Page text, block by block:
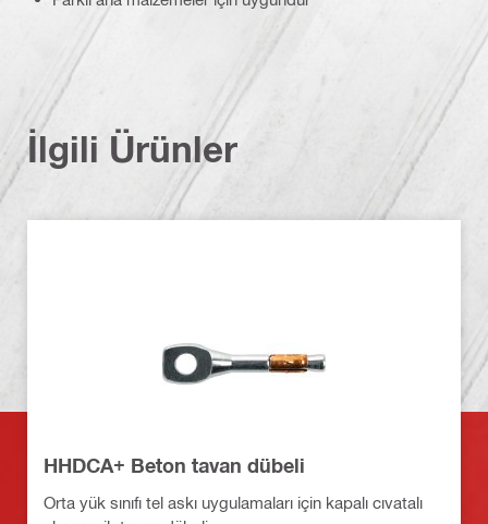
İlgili Ürünler
HHDCA+ Beton tavan dübeli
Orta yük sınıfı tel askı uygulamaları için kapalı cıvatalı